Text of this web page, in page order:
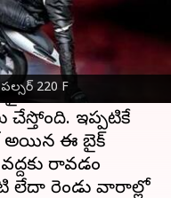
220 F
భారతదేశంలో
ను తిరిగి
ఇప్పటికే
అయిన ఈ బైక్
రావడం
లేదా రెండు వారాల్లో